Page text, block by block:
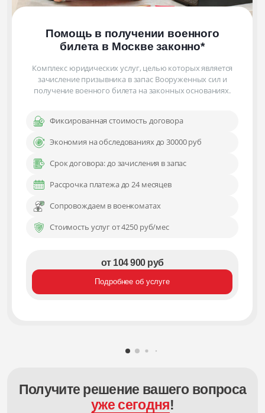
Помощь в получении военного
билета в Москве законно*
Комплекс юридических услуг, целью которых является
зачисление призывника в запас Вооруженных сил и
получение военного билета на законных основаниях.
Фиксированная стоимость договора
Экономия на обследованиях до 30000 руб
Срок договора: до зачисления в запас
Рассрочка платежа до 24 месяцев
Сопровождаем в военкоматах
Стоимость услуг от 4250 руб/мес
от 104 900 руб
Подробнее об услуге
Получите решение вашего вопроса
уже сегодня!